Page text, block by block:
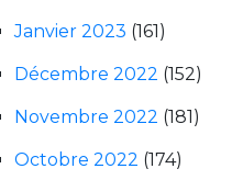
Janvier 2023 (161)
Décembre 2022 (152)
Novembre 2022 (181)
Octobre 2022 (174)